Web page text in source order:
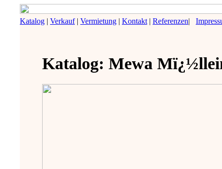
Katalog | Verkauf| Vermietung | Kontakt | Referenzen|
Katalog: Mewa